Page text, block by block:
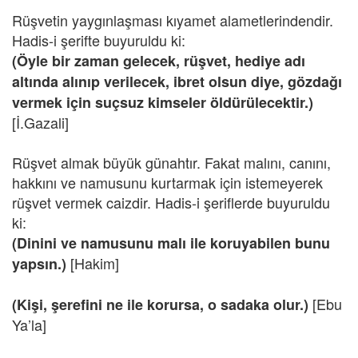
Rüşvetin yaygınlaşması kıyamet alametlerindendir.
Hadis-i şerifte buyuruldu ki:
(Öyle bir zaman gelecek, rüşvet, hediye adı
altında alınıp verilecek, ibret olsun diye, gözdağı
vermek için suçsuz kimseler öldürülecektir.)
[İ.Gazali]
Rüşvet almak büyük günahtır. Fakat malını, canını,
hakkını ve namusunu kurtarmak için istemeyerek
rüşvet vermek caizdir. Hadis-i şeriflerde buyuruldu
ki:
(Dinini ve namusunu malı ile koruyabilen bunu
yapsın.) [Hakim]
(Kişi, şerefini ne ile korursa, o sadaka olur.) [Ebu
Ya’la]